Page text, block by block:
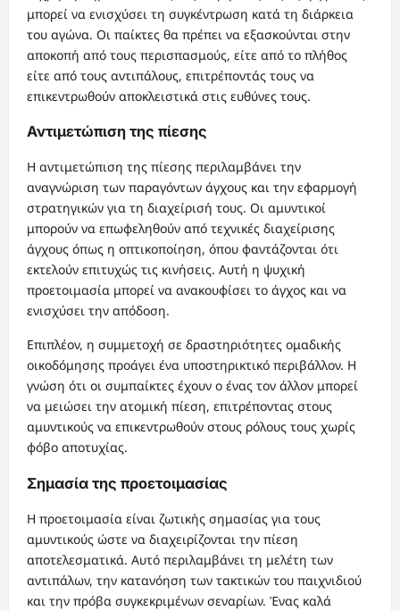
μπορεί να ενισχύσει τη συγκέντρωση κατά τη διάρκεια
του αγώνα. Οι παίκτες θα πρέπει να εξασκούνται στην
αποκοπή από τους περισπασμούς, είτε από το πλήθος
είτε από τους αντιπάλους, επιτρέποντάς τους να
επικεντρωθούν αποκλειστικά στις ευθύνες τους.
Αντιμετώπιση της πίεσης
Η αντιμετώπιση της πίεσης περιλαμβάνει την
αναγνώριση των παραγόντων άγχους και την εφαρμογή
στρατηγικών για τη διαχείρισή τους. Οι αμυντικοί
μπορούν να επωφεληθούν από τεχνικές διαχείρισης
άγχους όπως η οπτικοποίηση, όπου φαντάζονται ότι
εκτελούν επιτυχώς τις κινήσεις. Αυτή η ψυχική
προετοιμασία μπορεί να ανακουφίσει το άγχος και να
ενισχύσει την απόδοση.
Επιπλέον, η συμμετοχή σε δραστηριότητες ομαδικής
οικοδόμησης προάγει ένα υποστηρικτικό περιβάλλον. Η
γνώση ότι οι συμπαίκτες έχουν ο ένας τον άλλον μπορεί
να μειώσει την ατομική πίεση, επιτρέποντας στους
αμυντικούς να επικεντρωθούν στους ρόλους τους χωρίς
φόβο αποτυχίας.
Σημασία της προετοιμασίας
Η προετοιμασία είναι ζωτικής σημασίας για τους
αμυντικούς ώστε να διαχειρίζονται την πίεση
αποτελεσματικά. Αυτό περιλαμβάνει τη μελέτη των
αντιπάλων, την κατανόηση των τακτικών του παιχνιδιού
και την πρόβα συγκεκριμένων σεναρίων. Ένας καλά